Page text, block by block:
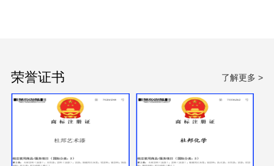
荣誉证书 了解更多 >